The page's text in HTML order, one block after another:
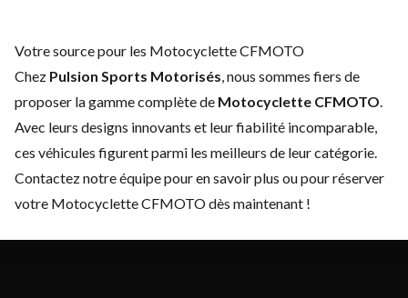
Votre source pour les Motocyclette CFMOTO
Chez Pulsion Sports Motorisés, nous sommes fiers de
proposer la gamme complète de Motocyclette CFMOTO.
Avec leurs designs innovants et leur fiabilité incomparable,
ces véhicules figurent parmi les meilleurs de leur catégorie.
Contactez notre équipepour en savoir plus ou pour réserver
votre Motocyclette CFMOTO dès maintenant !